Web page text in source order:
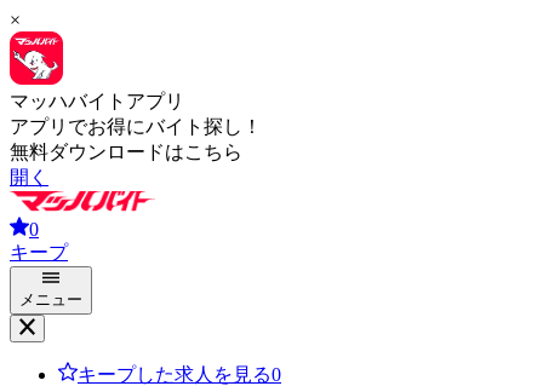
×
マッハバイトアプリ
アプリでお得にバイト探し！
無料ダウンロードはこちら
開く
0
キープ
メニュー
キープした求人を見る0